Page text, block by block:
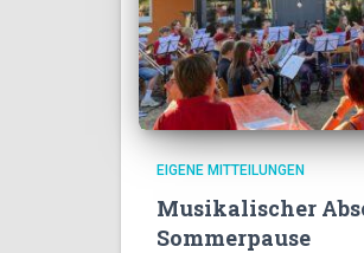
EIGENE MITTEILUNGEN
Musikalischer
Sommerpause